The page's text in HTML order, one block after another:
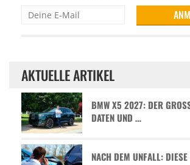
AKTUELLE ARTIKEL
BMW X5 2027: DER
ATEN UND …
NACH DEM UNFALL: DIESE